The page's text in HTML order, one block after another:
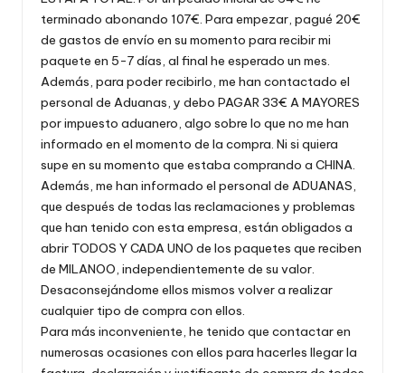
terminado abonando 107€. Para empezar, pagué 20€
de gastos de envío en su momento para recibir mi
paquete en 5-7 días, al final he esperado un mes.
Además, para poder recibirlo, me han contactado el
personal de Aduanas, y debo PAGAR 33€ A MAYORES
por impuesto aduanero, algo sobre lo que no me han
informado en el momento de la compra. Ni si quiera
supe en su momento que estaba comprando a CHINA.
Además, me han informado el personal de ADUANAS,
que después de todas las reclamaciones y problemas
que han tenido con esta empresa, están obligados a
abrir TODOS Y CADA UNO de los paquetes que reciben
de MILANOO, independientemente de su valor.
Desaconsejándome ellos mismos volver a realizar
cualquier tipo de compra con ellos.
Para más inconveniente, he tenido que contactar en
numerosas ocasiones con ellos para hacerles llegar la